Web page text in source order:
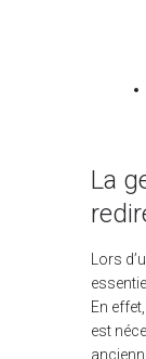
La
Lors
En
est